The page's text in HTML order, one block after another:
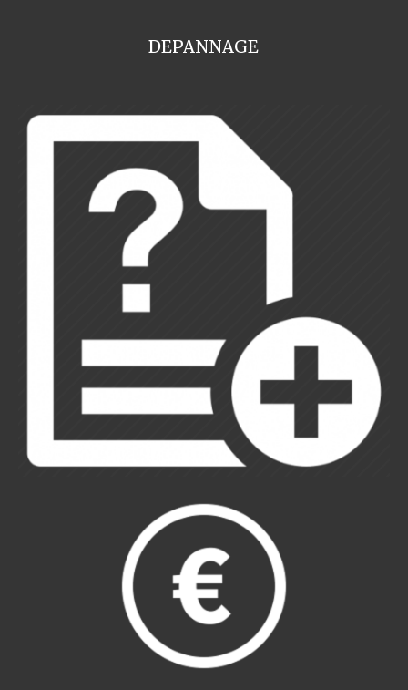
DEPANNAGE